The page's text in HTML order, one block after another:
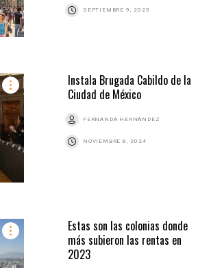
SEPTIEMBRE 9, 2025
Instala Brugada Cabildo de la
Ciudad de México
FERNANDA HERNÁNDEZ
NOVIEMBRE 8, 2024
Estas son las colonias donde
más subieron las rentas en
2023